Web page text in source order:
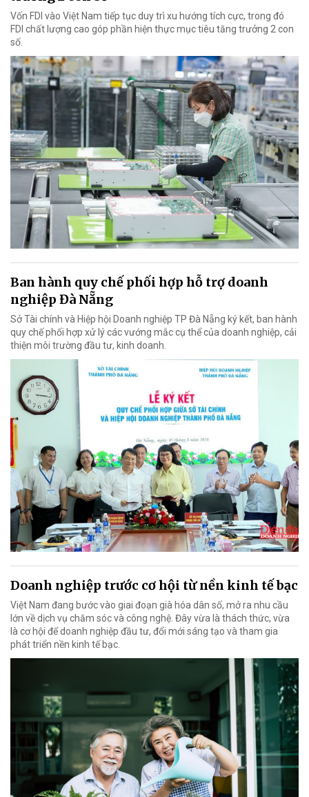
Vốn FDI vào Việt Nam tiếp tục duy trì xu hướng tích cực, trong đó
FDI chất lượng cao góp phần hiện thực mục tiêu tăng trưởng 2 con
số.
Ban hành quy chế phối hợp hỗ trợ doanh
nghiệp Đà Nẵng
Sở Tài chính và Hiệp hội Doanh nghiệp TP Đà Nẵng ký kết, ban hành
quy chế phối hợp xử lý các vướng mắc cụ thể của doanh nghiệp, cải
thiện môi trường đầu tư, kinh doanh.
Doanh nghiệp trước cơ hội từ nền kinh tế bạc
Việt Nam đang bước vào giai đoạn già hóa dân số, mở ra nhu cầu
lớn về dịch vụ chăm sóc và công nghệ. Đây vừa là thách thức, vừa
là cơ hội để doanh nghiệp đầu tư, đổi mới sáng tạo và tham gia
phát triển nền kinh tế bạc.